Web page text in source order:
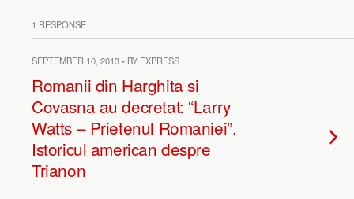
1 RESPONSE
SEPTEMBER 10, 2013 • BY EXPRESS
Romanii din Harghita si
Covasna au decretat: “Larry
Watts – Prietenul Romaniei”.
Istoricul american despre
Trianon